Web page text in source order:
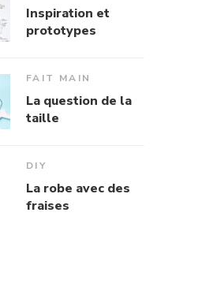
Inspiration et
prototypes
FAIT MAIN
La question de la
taille
DIY
La robe avec des
fraises